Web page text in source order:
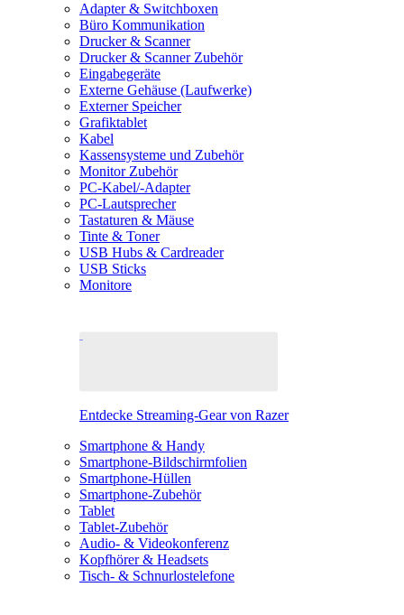
Adapter & Switchboxen
Büro Kommunikation
Drucker & Scanner
Drucker & Scanner Zubehör
Eingabegeräte
Externe Gehäuse (Laufwerke)
Externer Speicher
Grafiktablet
Kabel
Kassensysteme und Zubehör
Monitor Zubehör
PC-Kabel/-Adapter
PC-Lautsprecher
Tastaturen & Mäuse
Tinte & Toner
USB Hubs & Cardreader
USB Sticks
Monitore
Entdecke Streaming-Gear von Razer
Smartphone & Handy
Smartphone-Bildschirmfolien
Smartphone-Hüllen
Smartphone-Zubehör
Tablet
Tablet-Zubehör
Audio- & Videokonferenz
Kopfhörer & Headsets
Tisch- & Schnurlostelefone